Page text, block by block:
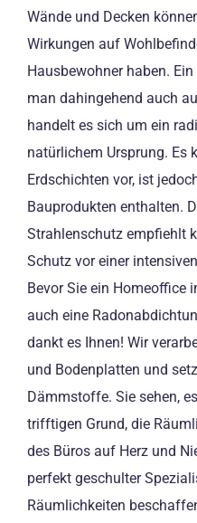
Wände und Decken
Wirkungen auf
Hausbewohner haben.
man dahingehend auch
handelt es sich um ein
natürlichem Ursprung. Es
Erdschichten vor, ist
Bauprodukten enthalten.
Strahlenschutz empfiehlt
Schutz vor einer
Bevor Sie ein Homeoffice
auch eine
dankt es Ihnen! Wir
und Bodenplatten und
Dämmstoffe. Sie sehen,
trifftigen Grund, die
des Büros auf Herz und
perfekt geschulter
Räumlichkeiten